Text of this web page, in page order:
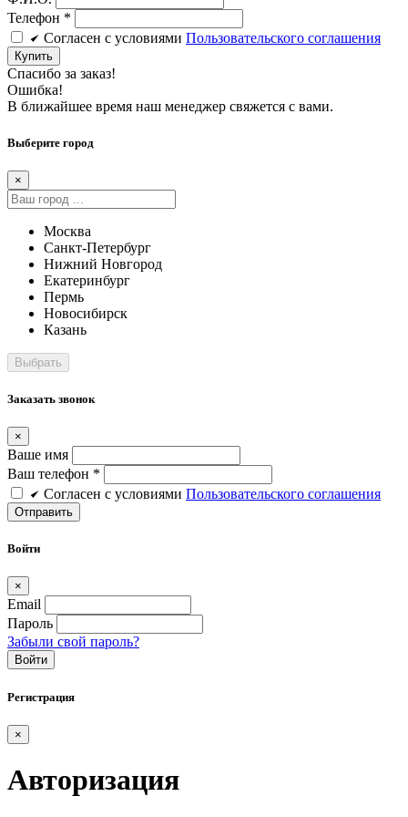
Телефон *
Cогласен c условиями Пользовательского соглашения
Купить
Спасибо за заказ!
Ошибка!
В ближайшее время наш менеджер свяжется с вами.
Выберите город
×
Москва
Санкт-Петербург
Нижний Новгород
Екатеринбург
Пермь
Новосибирск
Казань
Заказать звонок
×
Ваше имя
Ваш телефон *
Cогласен c условиями Пользовательского соглашения
Войти
×
Email
Пароль
Забыли свой пароль?
Войти
Регистрация
×
Авторизация